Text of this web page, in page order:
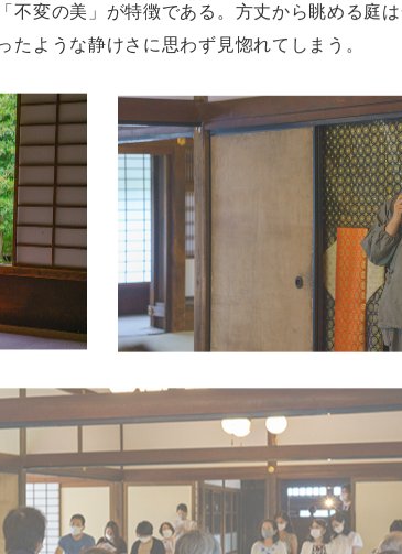
不変の美」が特徴である。方丈から眺める庭
ような静けさに思わず見惚れてしまう。